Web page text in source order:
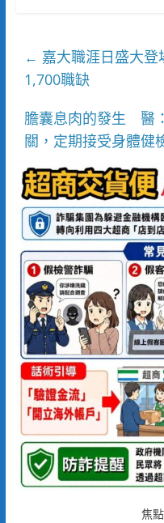
← 嘉大職涯日盛大
1,700職缺
膽囊息肉的發生 醫
關，定期接受身體健
焦